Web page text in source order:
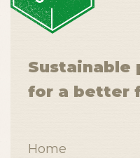
Sustainable
for a better
Home